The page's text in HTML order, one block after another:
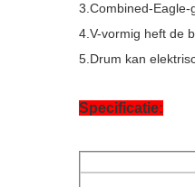
3.Combined-
4.V-vormig heft de
5.Drum kan
Specificatie: